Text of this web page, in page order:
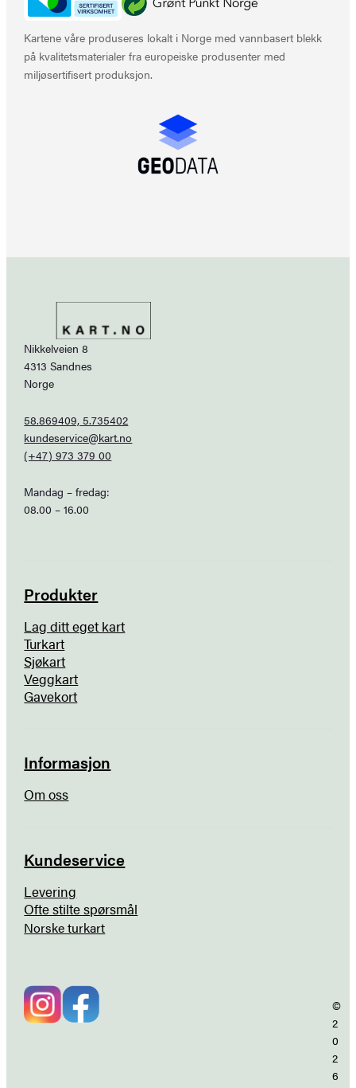
Kartene våre produseres lokalt i Norge med vannbasert blekk
på kvalitetsmaterialer fra europeiske produsenter med
miljøsertifisert produksjon.
Nikkelveien 8
4313 Sandnes
Norge
58.869409, 5.735402
kundeservice@kart.no
(+47) 973 379 00
Mandag – fredag:
08.00 – 16.00
Produkter
Lag ditt eget kart
Turkart
Sjøkart
Veggkart
Gavekort
Informasjon
Om oss
Kundeservice
Levering
Ofte stilte spørsmål
Norske turkart
©
2
0
2
6